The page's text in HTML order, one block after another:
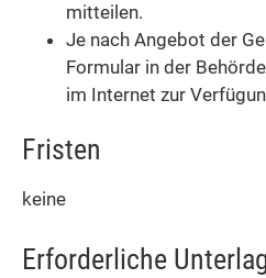
mitteilen.
Je nach Angebot der
Formular in der
im Internet zur
Fristen
keine
Erforderliche